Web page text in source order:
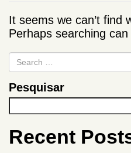
It seems we can’t find
Perhaps searching can
Pesquisar
Recent